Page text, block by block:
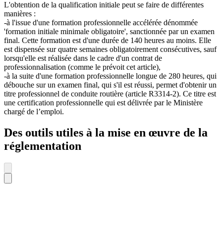
L'obtention de la qualification initiale peut se faire de différentes
manières :
-à l'issue d'une formation professionnelle accélérée dénommée
'formation initiale minimale obligatoire', sanctionnée par un examen
final. Cette formation est d'une durée de 140 heures au moins. Elle
est dispensée sur quatre semaines obligatoirement consécutives, sauf
lorsqu'elle est réalisée dans le cadre d'un contrat de
professionnalisation (comme le prévoit cet article),
-à la suite d'une formation professionnelle longue de 280 heures, qui
débouche sur un examen final, qui s'il est réussi, permet d'obtenir un
titre professionnel de conduite routière (article R3314-2). Ce titre est
une certification professionnelle qui est délivrée par le Ministère
chargé de l’emploi.
Des outils utiles à la mise en œuvre de la
réglementation